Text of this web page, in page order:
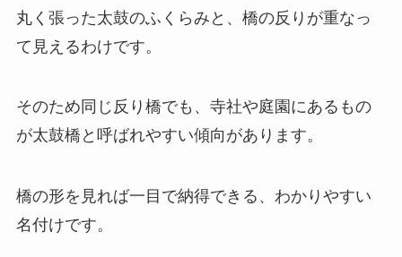
丸く張った太鼓のふくらみと、橋の反りが重なっ
て見えるわけです。
そのため同じ反り橋でも、寺社や庭園にあるもの
が太鼓橋と呼ばれやすい傾向があります。
橋の形を見れば一目で納得できる、わかりやすい
名付けです。